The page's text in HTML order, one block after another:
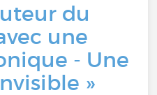
du
une
- Une
»